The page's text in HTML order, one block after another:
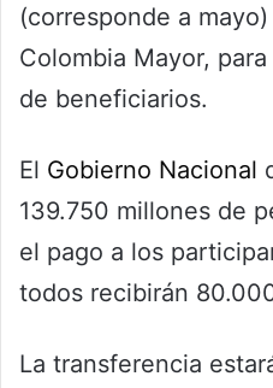
(corresponde a
Colombia Mayor,
de beneficiarios.
El Gobierno Nacional
139.750 millones de
el pago a los
todos recibirán
La transferencia